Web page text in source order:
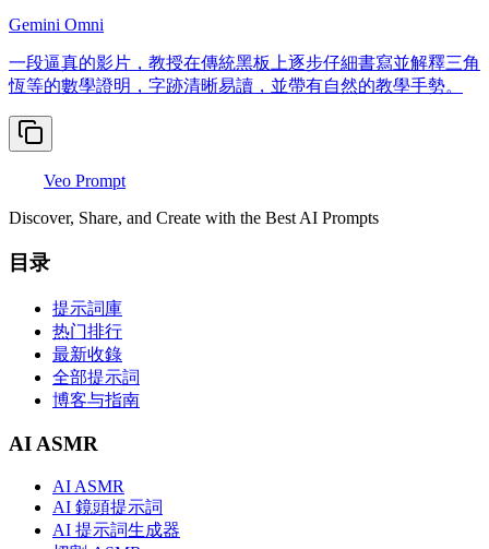
Gemini Omni
一段逼真的影片，教授在傳統黑板上逐步仔細書寫並解釋三角
恆等的數學證明，字跡清晰易讀，並帶有自然的教學手勢。
Veo Prompt
Discover, Share, and Create with the Best AI Prompts
目录
提示詞庫
热门排行
最新收錄
全部提示詞
博客与指南
AI ASMR
AI ASMR
AI 鏡頭提示詞
AI 提示詞生成器